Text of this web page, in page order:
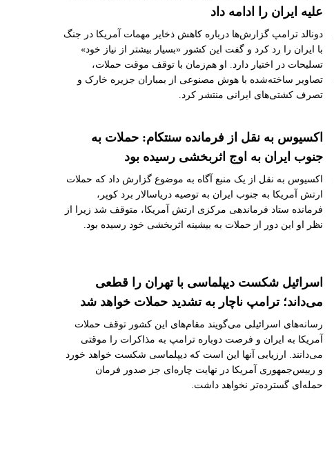
علیه ایران را ادامه داد
دونالد ترامپ گزارش‌ها درباره کاهش ذخایر مهمات آمریکا در جنگ
با ایران را رد کرد و گفت این کشور «بسیار بیشتر از نیاز خود»
تسلیحات در اختیار دارد. او هم‌زمان با توقف موقت حملات،
تصاویر ساخته‌شده با هوش مصنوعی از بمباران جزیره خارک و
تصرف کشتی‌های ایرانی منتشر کرد.
اکسیوس به نقل از فرمانده سنتکام: حملات به
جنوب ایران به اوج اثربخشی رسیده بود
اکسیوس به نقل از یک منبع آگاه به موضوع گزارش داد که حملات
ارتش آمریکا به جنوب ایران به توصیه دریاسالار برد کوپر،
فرمانده ستاد فرماندهی مرکزی ارتش آمریکا، متوقف شد زیرا از
نظر او این دور از حملات به بیشینه اثربخشی خود رسیده بود.
اسرائیل شکست دیپلماسی با تهران را قطعی
می‌داند؛ ترامپ ناچار به تشدید حملات خواهد شد
رسانه‌های اسرائیلی می‌گویند مقام‌های این کشور توقف حملات
آمریکا به ایران و فرصت دوباره ترامپ به مذاکرات را موقتی
می‌دانند. ارزیابی آنها این است که دیپلماسی شکست خواهد خورد
و رییس‌جمهوری آمریکا در نهایت چاره‌ای جز صدور فرمان
حمله‌ای گسترده‌تر نخواهد داشت.